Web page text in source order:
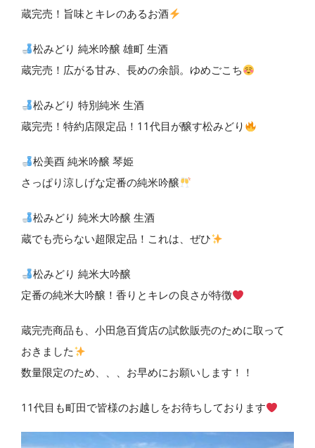
蔵完売！旨味とキレのあるお酒
松みどり 純米吟醸 雄町 生酒
蔵完売！広がる甘み、長めの余韻。ゆめごこち
松みどり 特別純米 生酒
蔵完売！特約店限定品！11代目が醸す松みどり
松美酉 純米吟醸 琴姫
さっぱり涼しげな定番の純米吟醸
松みどり 純米大吟醸 生酒
蔵でも売らない超限定品！これは、ぜひ
松みどり 純米大吟醸
定番の純米大吟醸！香りとキレの良さが特徴
蔵完売商品も、小田急百貨店の試飲販売のために取って
おきました
数量限定のため、、、お早めにお願いします！！
11代目も町田で皆様のお越しをお待ちしております